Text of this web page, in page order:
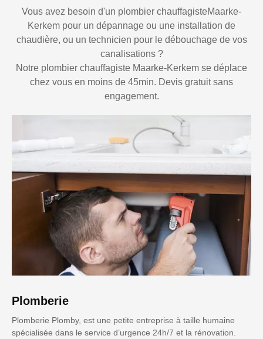
Vous avez besoin d'un plombier chauffagisteMaarke-
Kerkem pour un dépannage ou une installation de
chaudière, ou un technicien pour le débouchage de vos
canalisations ?
Notre plombier chauffagiste Maarke-Kerkem se déplace
chez vous en moins de 45min. Devis gratuit sans
engagement.
Plomberie
Plomberie Plomby, est une petite entreprise à taille humaine
spécialisée dans le service d’urgence 24h/7 et la rénovation.